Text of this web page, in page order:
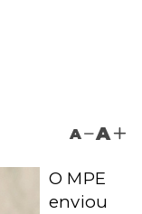
A A
O MPE
enviou